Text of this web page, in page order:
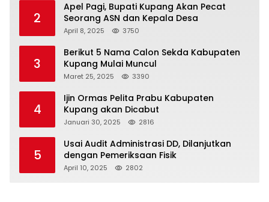
2
Apel Pagi, Bupati Kupang Akan Pecat
Seorang ASN dan Kepala Desa
April 8, 2025 3750
3
Berikut 5 Nama Calon Sekda Kabupaten
Kupang Mulai Muncul
Maret 25, 2025 3390
4
Ijin Ormas Pelita Prabu Kabupaten
Kupang akan Dicabut
Januari 30, 2025 2816
5
Usai Audit Administrasi DD, Dilanjutkan
dengan Pemeriksaan Fisik
April 10, 2025 2802